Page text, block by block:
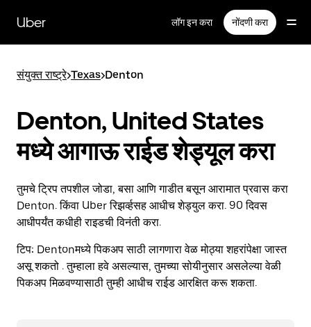
सामग्रीवरUber लॉग इन करा नोंदणी करा
संयुक्त राष्ट्रे>Texas>Denton
Denton, United States
मध्ये आगाऊ राईड शेड्यूल करा
तुमचे ट्रिप तपशील जोडा, बसा आणि गाडीत बसून आरामात प्रवास करा
Denton. किंवा Uber रिझर्व्हसह आधीच शेड्युल करा. 90 दिवस
आधीपर्यंत कधीही राइडची विनंती करा.
टिप: Dentonमध्ये पिकअप साठी लागणारा वेळ मोठ्या शहरांपेक्षा जास्त
असू शकतो . तुम्हाला हवे असल्यास, तुमच्या सोयीनुसार असलेल्या वेळी
पिकअप मिळवण्यासाठी तुम्ही आधीच राईड आरक्षित करू शकता.